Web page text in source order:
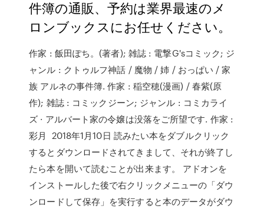
件簿の通販、予約は業界最速のメ
ロンブックスにお任せください。
作家 : 飯田ぽち。(著者); 雑誌 : 電撃G'sコミック; ジ
ャンル : クトゥルフ神話 / 魔物 / 姉 / おっぱい / 家
族 アルネの事件簿. 作家 : 稲空穂(漫画) / 春紫(原
作); 雑誌 : コミックジーン; ジャンル : コミカライ
ズ · アルバート家の令嬢は没落をご所望です. 作家 :
彩月 2018年1月10日 読みたい本をダブルクリック
するとダウンロードされてきまして、それが終了し
たら本を開いて読むことが出来ます。 アドオンを
インストールした後で右クリックメニューの「ダウ
ンロードして保存」を実行すると本のデータがダウ